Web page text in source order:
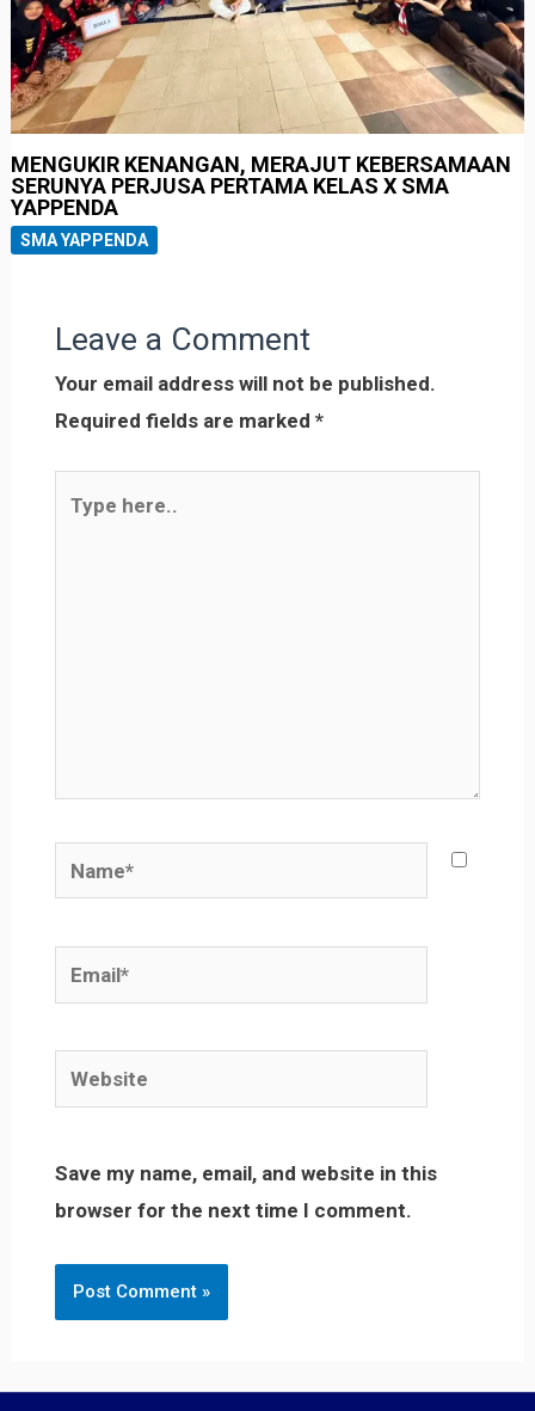
MENGUKIR KENANGAN, MERAJUT KEBERSAMAAN
SERUNYA PERJUSA PERTAMA KELAS X SMA
YAPPENDA
SMA YAPPENDA
Leave a Comment
Your email address will not be published.
Required fields are marked *
here..
Name*
Email*
Website
Save my name, email, and website in this
browser for the next time I comment.